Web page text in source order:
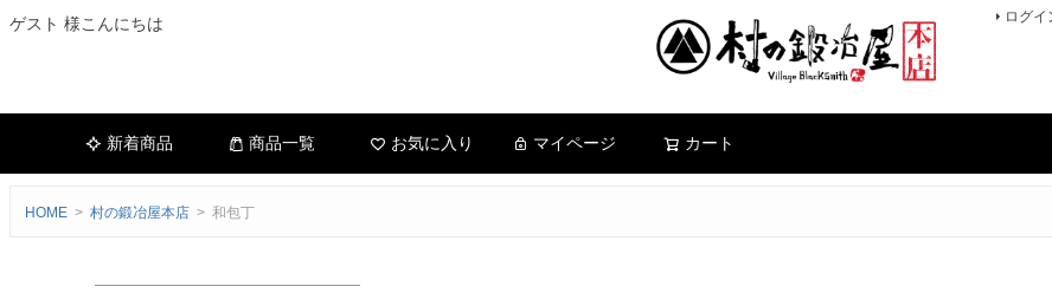
ゲスト 様こんにちは ログイ
新着商品 商品一覧 お気に入り マイページ カート
HOME 村の鍛冶屋本店 和包丁